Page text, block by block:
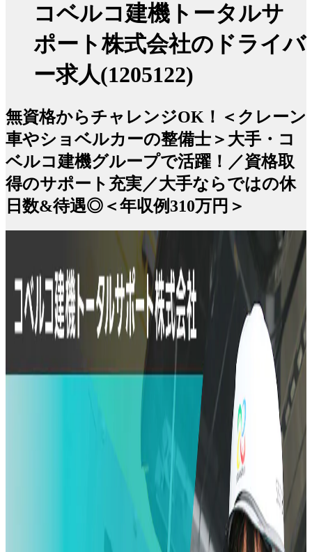
コベルコ建機トータルサ
ポート株式会社のドライバ
ー求人(1205122)
無資格からチャレンジOK！＜クレーン
車やショベルカーの整備士＞大手・コ
ベルコ建機グループで活躍！／資格取
得のサポート充実／大手ならではの休
日数&待遇◎＜年収例310万円＞